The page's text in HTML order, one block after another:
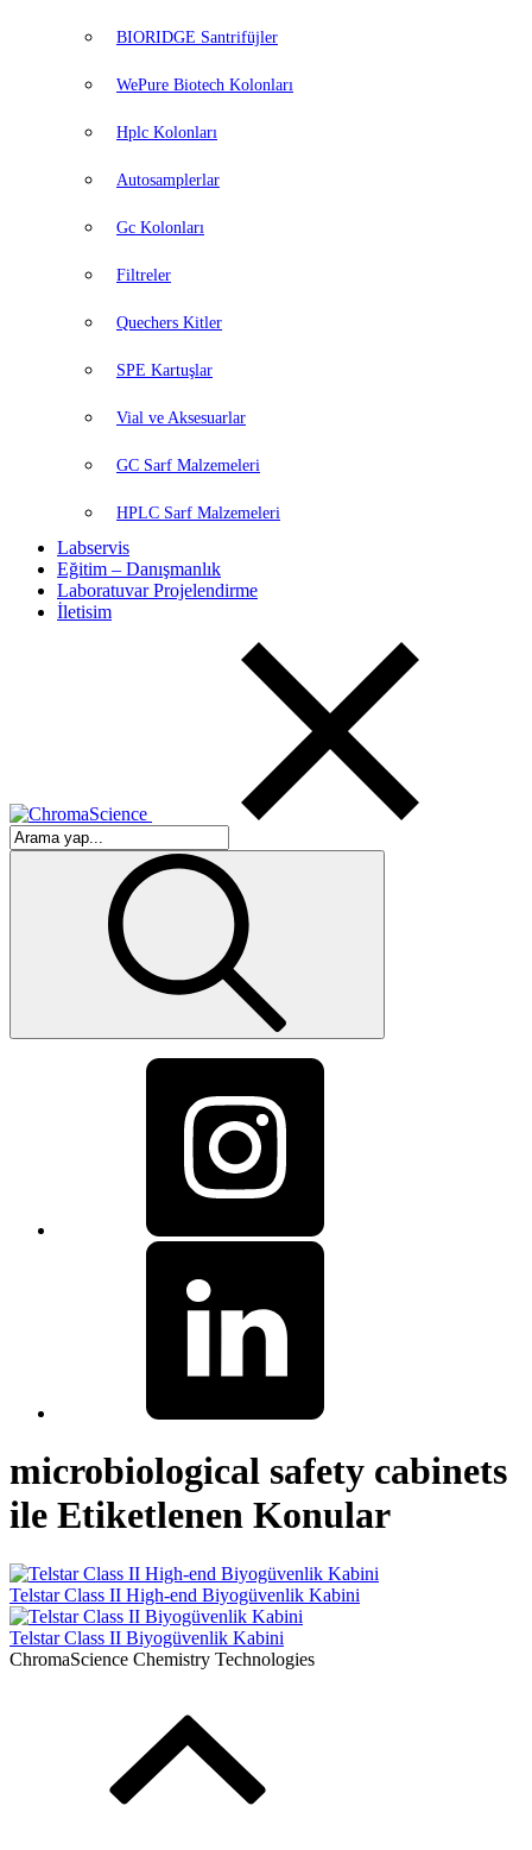
BIORIDGE Santrifüjler
WePure Biotech Kolonları
Hplc Kolonları
Autosamplerlar
Gc Kolonları
Filtreler
Quechers Kitler
SPE Kartuşlar
Vial ve Aksesuarlar
GC Sarf Malzemeleri
HPLC Sarf Malzemeleri
Labservis
Eğitim – Danışmanlık
Laboratuvar Projelendirme
İletisim
microbiological safety cabinets
ile Etiketlenen Konular
Telstar Class II High-end Biyogüvenlik Kabini
Telstar Class II Biyogüvenlik Kabini
ChromaScience Chemistry Technologies